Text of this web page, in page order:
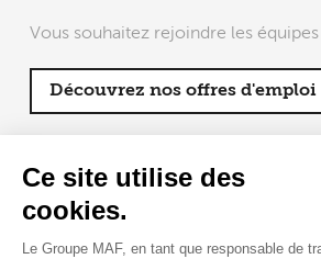
Ce site utilise des
cookies.
Le Groupe MAF, en tant que responsable de
Vous souhaitez rejoindre les équipes
Découvrez nos offres d'emploi